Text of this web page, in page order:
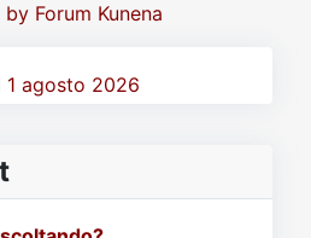
by Forum Kunena
1 agosto 2026